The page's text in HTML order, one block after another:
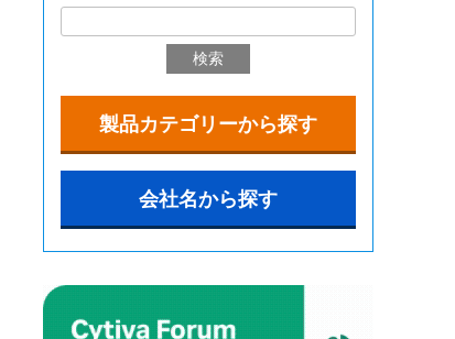
検索
製品カテゴリーから探す
会社名から探す